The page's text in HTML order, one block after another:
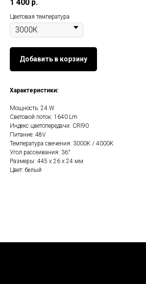
1 400 р.
Цветовая температура
Добавить в корзину
Характеристики:
Мощность: 24 W
Световой поток: 1640 Lm
Индекс цветопередачи: CRI90
Питание: 48V
Температура свечения: 3000K / 4000K
Угол рассеивания: 36°
Размеры: 445 х 26 х 24 мм
Цвет: белый